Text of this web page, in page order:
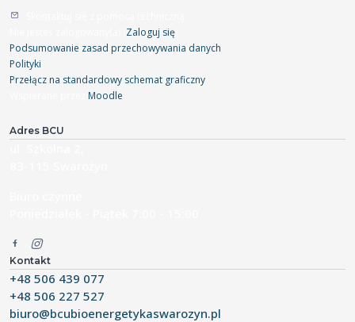
Zaloguj się
Podsumowanie zasad przechowywania danych
Polityki
Przełącz na standardowy schemat graficzny
Moodle
Adres BCU
Kontakt
+48 506 439 077
+48 506 227 527
biuro@bcubioenergetykaswarozyn.pl